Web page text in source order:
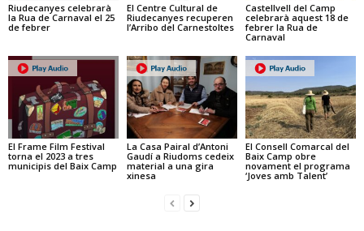
Riudecanyes celebrarà
la Rua de Carnaval el 25
de febrer
El Centre Cultural de
Riudecanyes recuperen
l’Arribo del Carnestoltes
Castellvell del Camp
celebrarà aquest 18 de
febrer la Rua de
Carnaval
El Frame Film Festival
torna el 2023 a tres
municipis del Baix Camp
La Casa Pairal d’Antoni
Gaudí a Riudoms cedeix
material a una gira
xinesa
El Consell Comarcal del
Baix Camp obre
novament el programa
‘Joves amb Talent’